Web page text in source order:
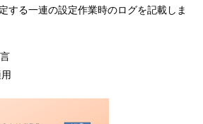
する一連の設定作業時のログを記載しま